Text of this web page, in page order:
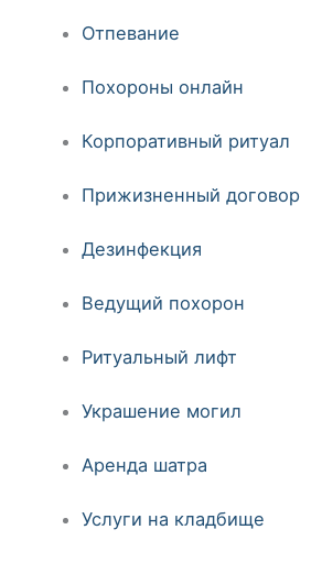
Отпевание
Похороны онлайн
Корпоративный ритуал
Прижизненный договор
Дезинфекция
Ведущий похорон
Ритуальный лифт
Украшение могил
Аренда шатра
Услуги на кладбище